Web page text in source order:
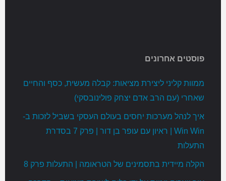
פוסטים אחרונים
ממוות קליני ליצירת מציאות: קבלה מעשית, כסף והחיים
שאחרי (עם הרב אדם יצחק פולינובסקי)
איך לנהל מערכות יחסים בעולם העסקי בשביל לזכות ב-
Win Win | ראיון עם עופר בן דור | פרק 7 בסדרת
התעלות
הקלה מיידית בתסמינים של הטראומה | התעלות פרק 8